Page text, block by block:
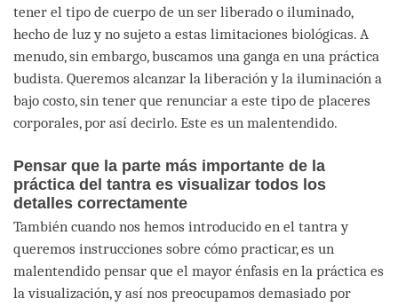
tener el tipo de cuerpo de un ser liberado o iluminado,
hecho de luz y no sujeto a estas limitaciones biológicas. A
menudo, sin embargo, buscamos una ganga en una práctica
budista. Queremos alcanzar la liberación y la iluminación a
bajo costo, sin tener que renunciar a este tipo de placeres
corporales, por así decirlo. Este es un malentendido.
Pensar que la parte más importante de la
práctica del tantra es visualizar todos los
detalles correctamente
También cuando nos hemos introducido en el tantra y
queremos instrucciones sobre cómo practicar, es un
malentendido pensar que el mayor énfasis en la práctica es
la visualización, y así nos preocupamos demasiado por